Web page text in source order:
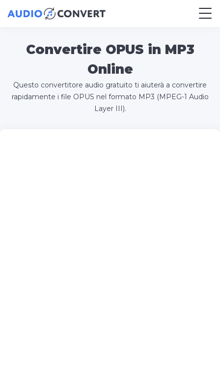
Convertire OPUS in MP3
Online
Questo convertitore audio gratuito ti aiuterà a convertire
rapidamente i file OPUS nel formato MP3 (MPEG-1 Audio
Layer III).